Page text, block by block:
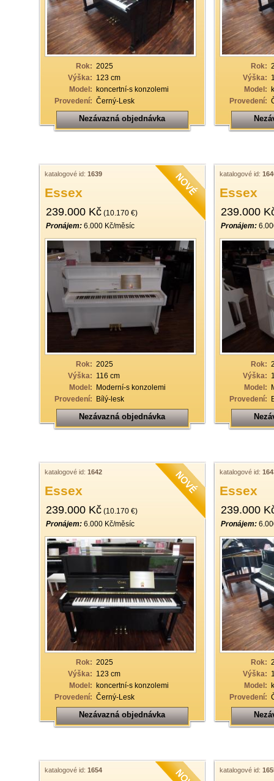
Rok: 2025
Výška: 123 cm
Model: koncertní-s konzolemi
Provedení: Černý-Lesk
Nezávazná objednávka
Rok:
Výška:
Model:
Provedení:
katalogové id: 1639
Essex
239.000 Kč (10.170 €)
Pronájem: 6.000 Kč/měsíc
Rok: 2025
Výška: 116 cm
Model: Moderní-s konzolemi
Provedení: Bílý-lesk
Nezávazná objednávka
katalogové id:
Essex
239.000
Pronájem:
Rok:
Výška:
Model:
Provedení:
katalogové id: 1642
Essex
239.000 Kč (10.170 €)
Pronájem: 6.000 Kč/měsíc
Rok: 2025
Výška: 123 cm
Model: koncertní-s konzolemi
Provedení: Černý-Lesk
Nezávazná objednávka
katalogové id:
Essex
239.000
Pronájem:
Rok:
Výška:
Model:
Provedení:
katalogové id: 1654 katalogové id: